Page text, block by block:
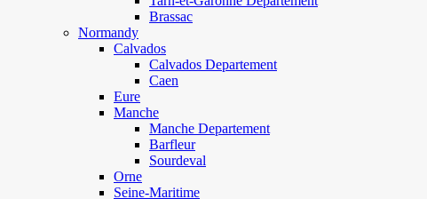
Brassac
Normandy
Calvados
Calvados Departement
Caen
Eure
Manche
Manche Departement
Barfleur
Sourdeval
Orne
Seine-Maritime